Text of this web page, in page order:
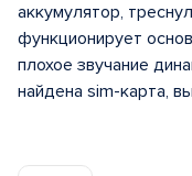
аккумулятор,
функционирует
плохое звучание
найдена sim-карта,